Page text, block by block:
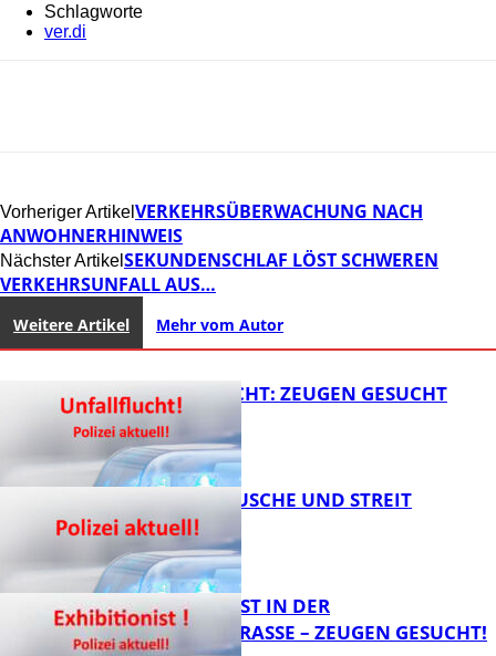
Schlagworte
ver.di
Vorheriger Artikel VERKEHRSÜBERWACHUNG NACH
ANWOHNERHINWEIS
Nächster Artikel SEKUNDENSCHLAF LÖST SCHWEREN
VERKEHRSUNFALL AUS…
Weitere Artikel Mehr vom Autor
UNFALLFLUCHT: ZEUGEN GESUCHT
KNALLGERÄUSCHE UND STREIT
EXHIBITIONIST IN DER
VELMANNSTRASSE – ZEUGEN GESUCHT!